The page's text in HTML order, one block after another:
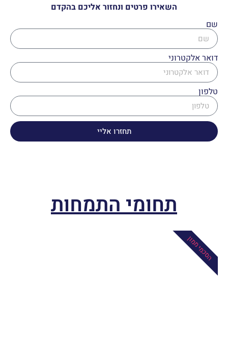
השאירו פרטים ונחזור אליכם בהקדם
שם
דואר אלקטרוני
טלפון
תחזרו אליי
תחומי התמחות
הסכמי ממון